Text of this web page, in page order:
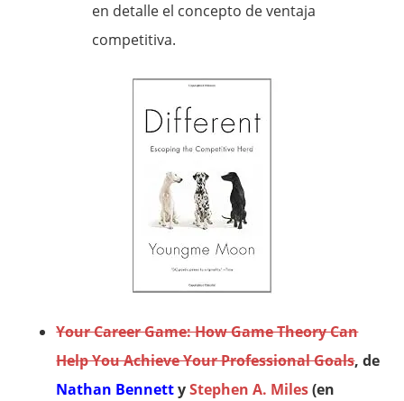
en detalle el concepto de ventaja
competitiva.
Your Career Game: How Game Theory Can
Help You Achieve Your Professional Goals, de
Nathan BennettyStephen A. Miles(en